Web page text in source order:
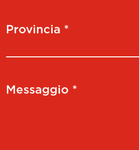
Provincia *
Messaggio *